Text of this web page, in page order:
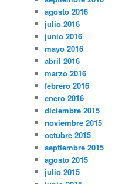
agosto 2016
julio 2016
junio 2016
mayo 2016
abril 2016
marzo 2016
febrero 2016
enero 2016
diciembre 2015
noviembre 2015
octubre 2015
septiembre 2015
agosto 2015
julio 2015